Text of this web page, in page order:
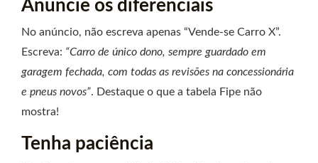
Anuncie os diferenciais
No anúncio, não escreva apenas “Vende-se Carro X”.
Escreva: “Carro de único dono, sempre guardado em
garagem fechada, com todas as revisões na concessionária
e pneus novos”. Destaque o que a tabela Fipe não
mostra!
Tenha paciência